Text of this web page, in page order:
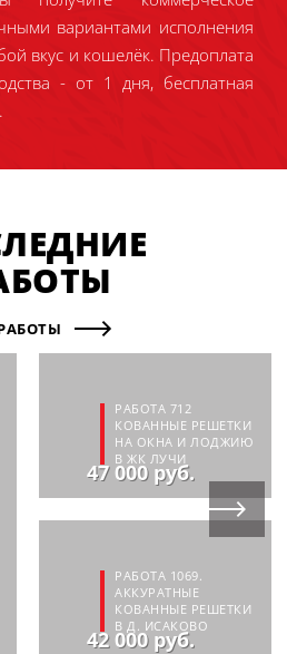
вариантами исполнения
вкус и кошелёк. Предоплата
- от 1 дня, бесплатная
РАБОТА 712
КОВАННЫЕ РЕШЕТКИ
НА ОКНА И ЛОДЖИЮ
В ЖК ЛУЧИ
47 000 руб.
РАБОТА 1069.
АККУРАТНЫЕ
КОВАННЫЕ РЕШЕТКИ
В Д. ИСАКОВО
42 000 руб.